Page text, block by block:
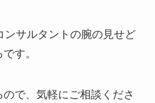
ンサルタントの腕の見せど
す。
で、気軽にご相談くださ